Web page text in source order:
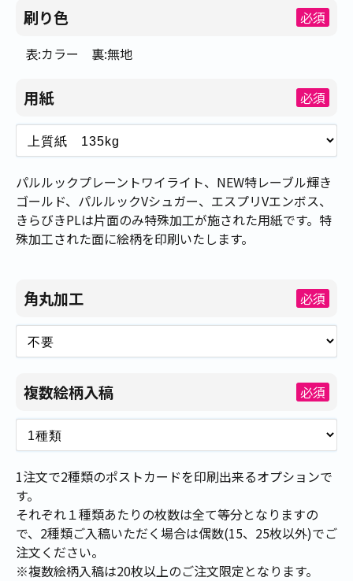
刷り色
必須
表:カラー 裏:無地
用紙 必須
パルルックプレーントワイライト、NEW特レーブル輝き
ゴールド、パルルックVシュガー、エスプリVエンボス、
きらびきPLは片面のみ特殊加工が施された用紙です。特
殊加工された面に絵柄を印刷いたします。
角丸加工 必須
複数絵柄入稿 必須
1注文で2種類のポストカードを印刷出来るオプションで
す。
それぞれ１種類あたりの枚数は全て等分となりますの
で、2種類ご入稿いただく場合は偶数(15、25枚以外)でご
注文ください。
※複数絵柄入稿は20枚以上のご注文限定となります。